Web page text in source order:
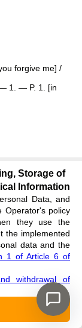
forgive me] /
1. — P. 1. [in
/ B.M Levintov //
Soviet Literature]
Publishing
1957. — p. 269-
Storage of
Information
Data, and
Operator's policy
they use the
the implemented
data and the
1 of Article 6 of
withdrawal of